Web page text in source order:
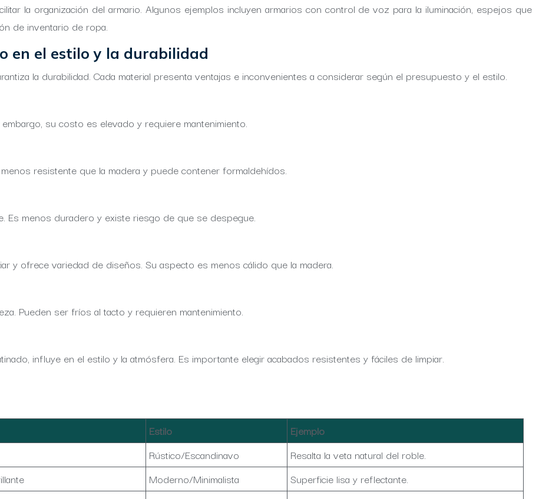
la organización del armario. Algunos ejemplos incluyen armarios con control de voz para la iluminación, espejos que
de inventario de ropa.
en el estilo y la durabilidad
la durabilidad. Cada material presenta ventajas e inconvenientes a considerar según el presupuesto y el estilo.
su costo es elevado y requiere mantenimiento.
resistente que la madera y puede contener formaldehídos.
Es menos duradero y existe riesgo de que se despegue.
y ofrece variedad de diseños. Su aspecto es menos cálido que la madera.
Pueden ser fríos al tacto y requieren mantenimiento.
influye en el estilo y la atmósfera. Es importante elegir acabados resistentes y fáciles de limpiar.
Estilo
Ejemplo
Rústico/Escandinavo
Resalta la veta natural del roble.
Moderno/Minimalista
Superficie lisa y reflectante.